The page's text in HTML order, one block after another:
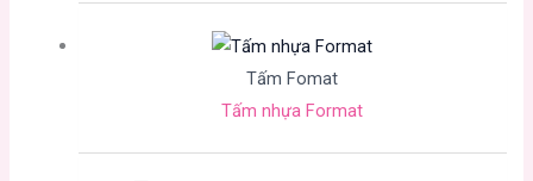
Tấm Fomat
Tấm nhựa Format